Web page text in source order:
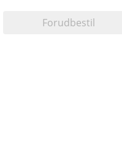
Forudbestil